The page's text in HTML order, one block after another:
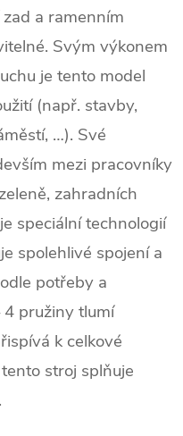
a ramenním
Svým výkonem
je tento model
(např. stavby,
…). Své
mezi pracovníky
zahradních
speciální technologií
spolehlivé spojení a
potřeby a
pružiny tlumí
k celkové
stroj splňuje